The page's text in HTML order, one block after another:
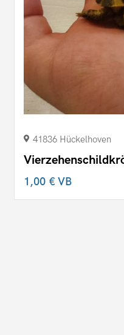
41836 Hückelhoven
1,00 €VB